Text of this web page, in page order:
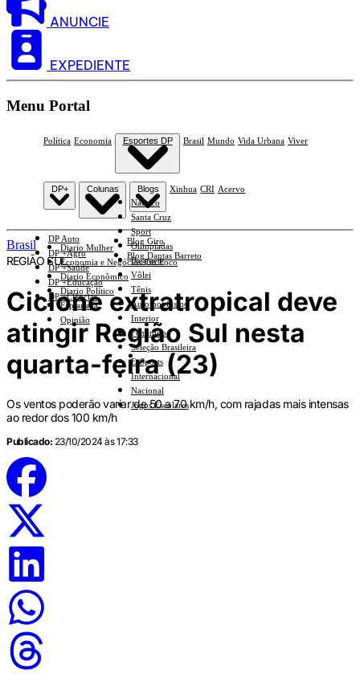
ANUNCIE
EXPEDIENTE
Menu Portal
Política Economia Esportes DP
Náutico
Santa Cruz
Sport
Olimpíadas
Basquete
Vôlei
Tênis
Automobilismo
Interior
Feminino
Seleção Brasileira
E-Sports
Internacional
Nacional
Jogos Escolares
Brasil Mundo Vida Urbana Viver
DP+
DP Auto
DP +Agro
DP +Saúde
DP +Educação
DP +Ciências
Colunas
Diario Mulher
Economia e Negócios Em Foco
Diario Econômico
Diario Político
Esplanada
Opinião
Blogs
Blog Giro
Blog Dantas Barreto
Xinhua CRI Acervo
Brasil
REGIÃO SUL
Ciclone extratropical deve
atingir Região Sul nesta
quarta-feira (23)
Os ventos poderão variar de 50 a 70 km/h, com rajadas mais intensas
ao redor dos 100 km/h
Publicado: 23/10/2024 às 17:33